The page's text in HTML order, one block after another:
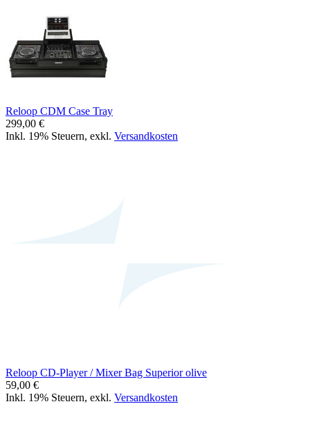
Reloop CDM Case Tray
299,00 €
Inkl. 19% Steuern, exkl. Versandkosten
Reloop CD-Player / Mixer Bag Superior olive
59,00 €
Inkl. 19% Steuern, exkl. Versandkosten